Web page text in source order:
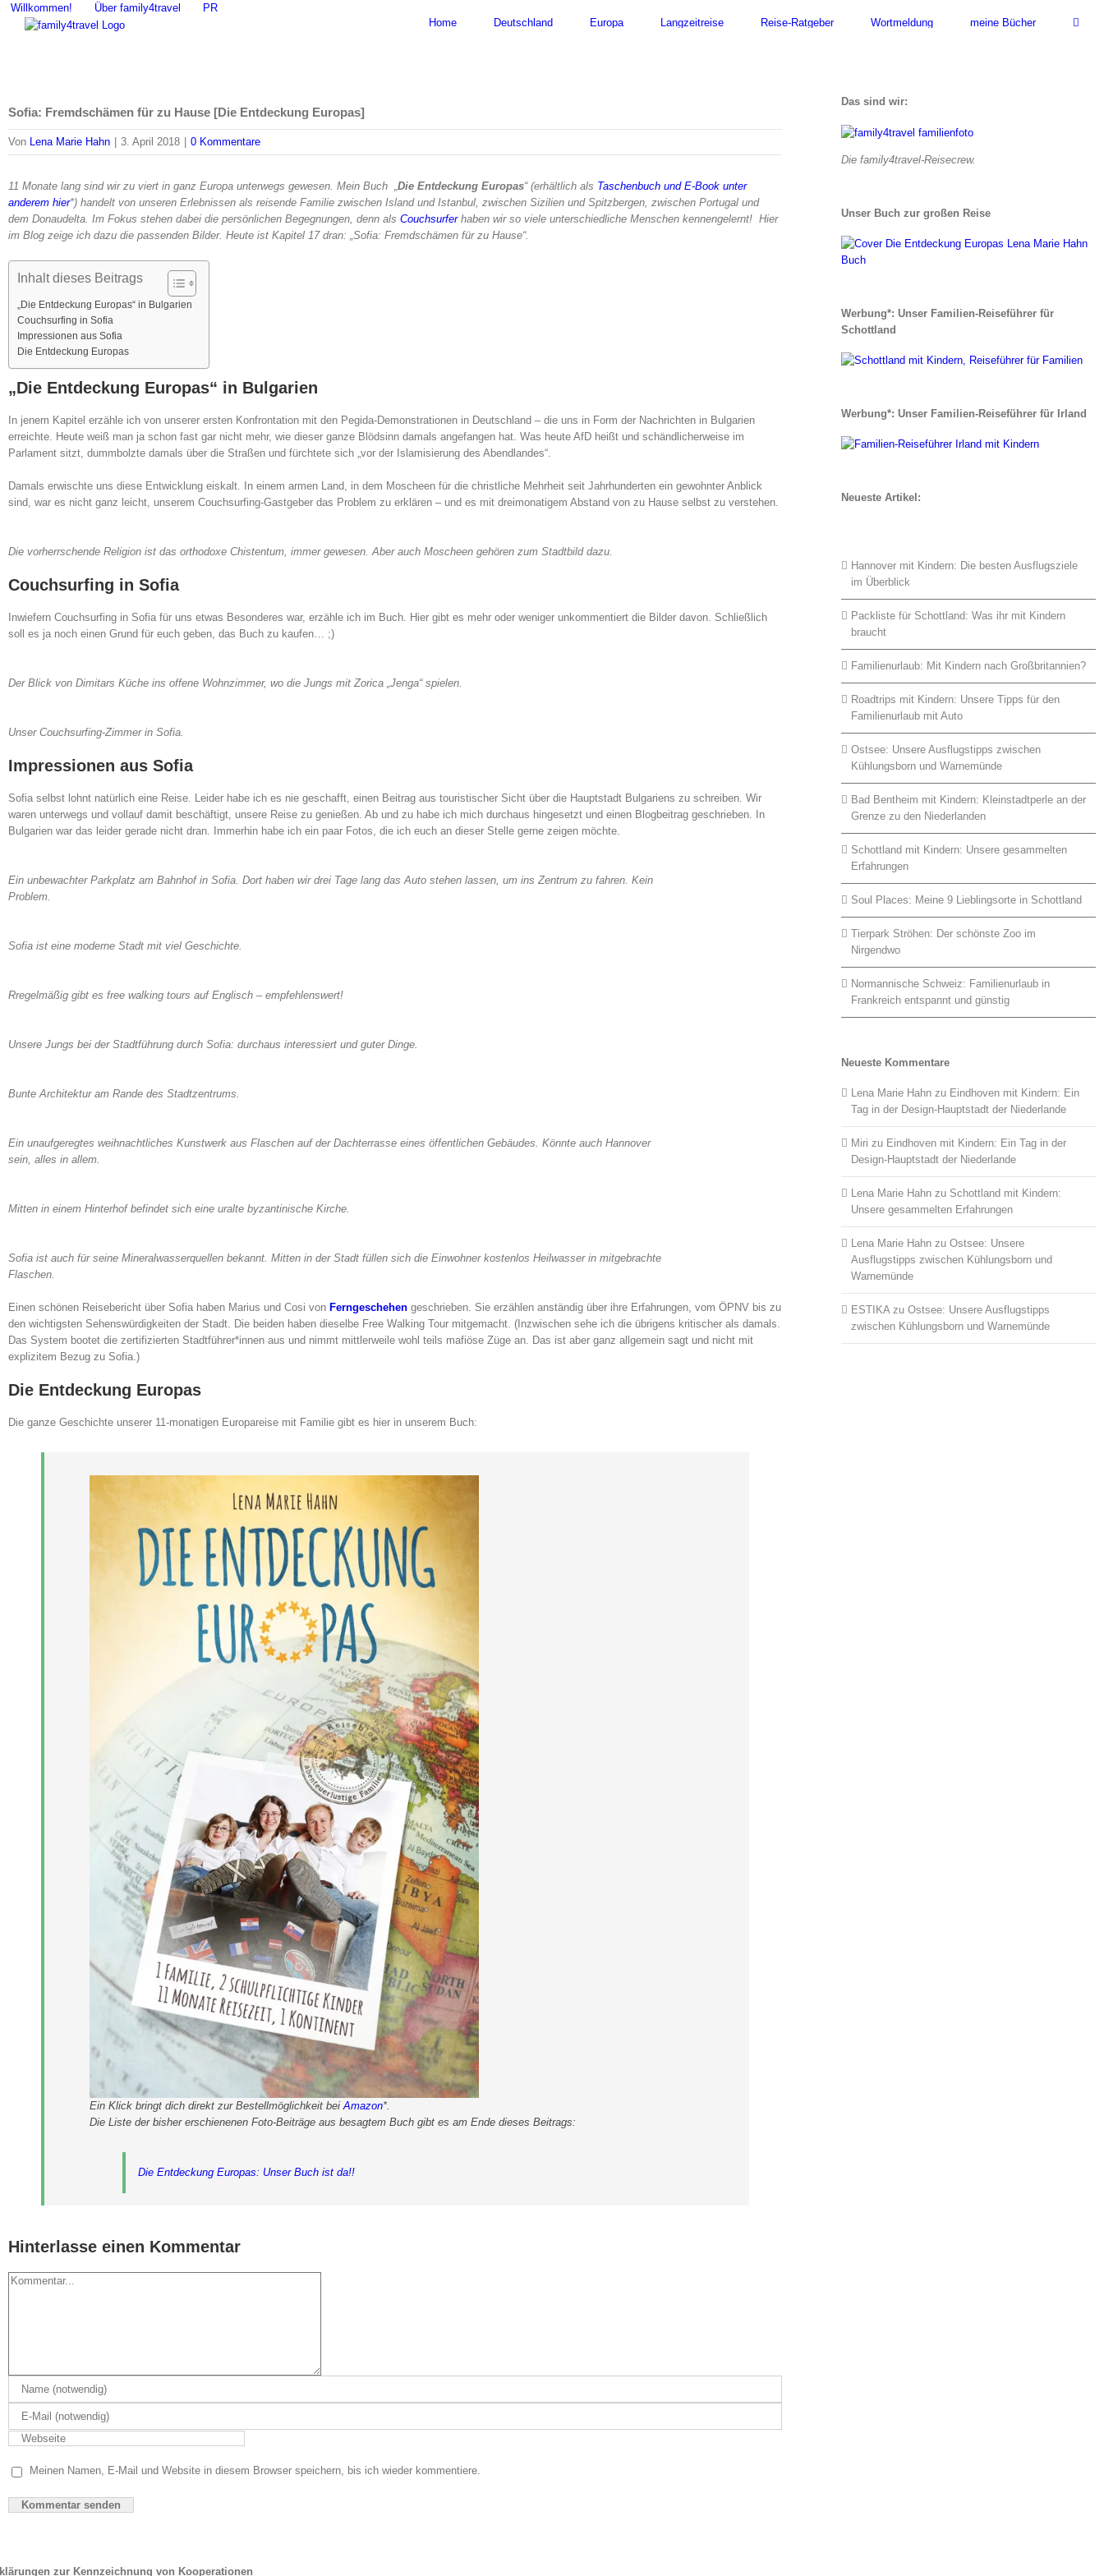
ZumWillkommen! Über family4travel PR
Home
Deutschland Europa Langzeitreise Reise-Ratgeber Wortmeldung meine Bücher
Sofia: Fremdschämen für zu Hause [Die Entdeckung Europas]
Von Lena Marie Hahn 3. April 2018 0 Kommentare
11 Monate lang sind wir zu viert in ganz Europa unterwegs gewesen. Mein Buch „Die Entdeckung Europas“ (erhältlich als Taschenbuch und E-Book unter
anderem hier*) handelt von unseren Erlebnissen als reisende Familie zwischen Island und Istanbul, zwischen Sizilien und Spitzbergen, zwischen Portugal und
dem Donaudelta. Im Fokus stehen dabei die persönlichen Begegnungen, denn als Couchsurferhaben wir so viele unterschiedliche Menschen kennengelernt! Hier
im Blog zeige ich dazu die passenden Bilder. Heute ist Kapitel 17 dran: „Sofia: Fremdschämen für zu Hause“.
Inhalt dieses Beitrags
„Die Entdeckung Europas“ in Bulgarien
Couchsurfing in Sofia
Impressionen aus Sofia
Die Entdeckung Europas
„Die Entdeckung Europas“ in Bulgarien
In jenem Kapitel erzähle ich von unserer ersten Konfrontation mit den Pegida-Demonstrationen in Deutschland – die uns in Form der Nachrichten in Bulgarien
erreichte. Heute weiß man ja schon fast gar nicht mehr, wie dieser ganze Blödsinn damals angefangen hat. Was heute AfD heißt und schändlicherweise im
Parlament sitzt, dummbolzte damals über die Straßen und fürchtete sich „vor der Islamisierung des Abendlandes“.
Damals erwischte uns diese Entwicklung eiskalt. In einem armen Land, in dem Moscheen für die christliche Mehrheit seit Jahrhunderten ein gewohnter Anblick
sind, war es nicht ganz leicht, unserem Couchsurfing-Gastgeber das Problem zu erklären – und es mit dreimonatigem Abstand von zu Hause selbst zu verstehen.
Die vorherrschende Religion ist das orthodoxe Chistentum, immer gewesen. Aber auch Moscheen gehören zum Stadtbild dazu.
Couchsurfing in Sofia
Inwiefern Couchsurfing in Sofia für uns etwas Besonderes war, erzähle ich im Buch. Hier gibt es mehr oder weniger unkommentiert die Bilder davon. Schließlich
soll es ja noch einen Grund für euch geben, das Buch zu kaufen… ;)
Der Blick von Dimitars Küche ins offene Wohnzimmer, wo die Jungs mit Zorica „Jenga“ spielen.
Unser Couchsurfing-Zimmer in Sofia.
Impressionen aus Sofia
Sofia selbst lohnt natürlich eine Reise. Leider habe ich es nie geschafft, einen Beitrag aus touristischer Sicht über die Hauptstadt Bulgariens zu schreiben. Wir
waren unterwegs und vollauf damit beschäftigt, unsere Reise zu genießen. Ab und zu habe ich mich durchaus hingesetzt und einen Blogbeitrag geschrieben. In
Bulgarien war das leider gerade nicht dran. Immerhin habe ich ein paar Fotos, die ich euch an dieser Stelle gerne zeigen möchte.
Ein unbewachter Parkplatz am Bahnhof in Sofia. Dort haben wir drei Tage lang das Auto stehen lassen, um ins Zentrum zu fahren. Kein
Problem.
Sofia ist eine moderne Stadt mit viel Geschichte.
Rregelmäßig gibt es free walking tours auf Englisch – empfehlenswert!
Unsere Jungs bei der Stadtführung durch Sofia: durchaus interessiert und guter Dinge.
Bunte Architektur am Rande des Stadtzentrums.
Ein unaufgeregtes weihnachtliches Kunstwerk aus Flaschen auf der Dachterrasse eines öffentlichen Gebäudes. Könnte auch Hannover
sein, alles in allem.
Mitten in einem Hinterhof befindet sich eine uralte byzantinische Kirche.
Sofia ist auch für seine Mineralwasserquellen bekannt. Mitten in der Stadt füllen sich die Einwohner kostenlos Heilwasser in mitgebrachte
Flaschen.
Einen schönen Reisebericht über Sofia haben Marius und Cosi von Ferngeschehen geschrieben. Sie erzählen anständig über ihre Erfahrungen, vom ÖPNV bis zu
den wichtigsten Sehenswürdigkeiten der Stadt. Die beiden haben dieselbe Free Walking Tour mitgemacht. (Inzwischen sehe ich die übrigens kritischer als damals.
Das System bootet die zertifizierten Stadtführer*innen aus und nimmt mittlerweile wohl teils mafiöse Züge an. Das ist aber ganz allgemein sagt und nicht mit
explizitem Bezug zu Sofia.)
Die Entdeckung Europas
Die ganze Geschichte unserer 11-monatigen Europareise mit Familie gibt es hier in unserem Buch:
Ein Klick bringt dich direkt zur Bestellmöglichkeit beiAmazon*.
Die Liste der bisher erschienenen Foto-Beiträge aus besagtem Buch gibt es am Ende dieses Beitrags:
Die Entdeckung Europas: Unser Buch ist da!!
Hinterlasse einen Kommentar
Kommentar
Meinen Namen, E-Mail und Website in diesem Browser speichern, bis ich wieder kommentiere.
Das sind wir:
Die family4travel-Reisecrew.
Unser Buch zur großen Reise
Werbung*: Unser Familien-Reiseführer für
Schottland
Werbung*: Unser Familien-Reiseführer für Irland
Neueste Artikel:
Hannover mit Kindern: Die besten Ausflugsziele
im Überblick
Packliste für Schottland: Was ihr mit Kindern
braucht
Familienurlaub: Mit Kindern nach Großbritannien?
Roadtrips mit Kindern: Unsere Tipps für den
Familienurlaub mit Auto
Ostsee: Unsere Ausflugstipps zwischen
Kühlungsborn und Warnemünde
Bad Bentheim mit Kindern: Kleinstadtperle an der
Grenze zu den Niederlanden
Schottland mit Kindern: Unsere gesammelten
Erfahrungen
Soul Places: Meine 9 Lieblingsorte in Schottland
Tierpark Ströhen: Der schönste Zoo im
Nirgendwo
Normannische Schweiz: Familienurlaub in
Frankreich entspannt und günstig
Neueste Kommentare
Lena Marie Hahn zu Eindhoven mit Kindern: Ein
Tag in der Design-Hauptstadt der Niederlande
Miri zu Eindhoven mit Kindern: Ein Tag in der
Design-Hauptstadt der Niederlande
Lena Marie Hahn zu Schottland mit Kindern:
Unsere gesammelten Erfahrungen
Lena Marie Hahn zuOstsee: Unsere
Ausflugstipps zwischen Kühlungsborn und
Warnemünde
ESTIKA zuOstsee: Unsere Ausflugstipps
zwischen Kühlungsborn und Warnemünde
zur Kennzeichnung von Kooperationen